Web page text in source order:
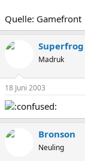
Quelle: Gamefront
Superfrog
Madruk
18 Juni 2003
Bronson
Neuling